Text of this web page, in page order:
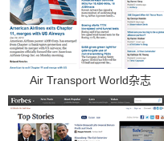
Air Transport World杂志